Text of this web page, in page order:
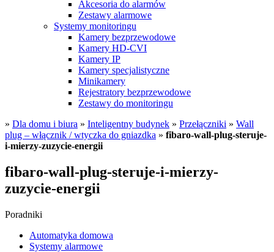
Akcesoria do alarmów
Zestawy alarmowe
Systemy monitoringu
Kamery bezprzewodowe
Kamery HD-CVI
Kamery IP
Kamery specjalistyczne
Minikamery
Rejestratory bezprzewodowe
Zestawy do monitoringu
» Dla domu i biura » Inteligentny budynek » Przełączniki » Wall
plug – włącznik / wtyczka do gniazdka » fibaro-wall-plug-steruje-
i-mierzy-zuzycie-energii
fibaro-wall-plug-steruje-i-mierzy-
zuzycie-energii
Poradniki
Automatyka domowa
Systemy alarmowe